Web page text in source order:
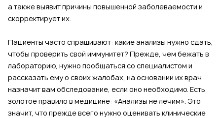
а также выявит причины повышенной заболеваемости и
скорректирует их.
Пациенты часто спрашивают: какие анализы нужно сдать,
чтобы проверить свой иммунитет? Прежде, чем бежать в
лабораторию, нужно пообщаться со специалистом и
рассказать ему о своих жалобах, на основании их врач
назначит вам обследование, если оно необходимо. Есть
золотое правило в медицине: «Анализы не лечим». Это
значит, что прежде всего нужно оценивать клинические